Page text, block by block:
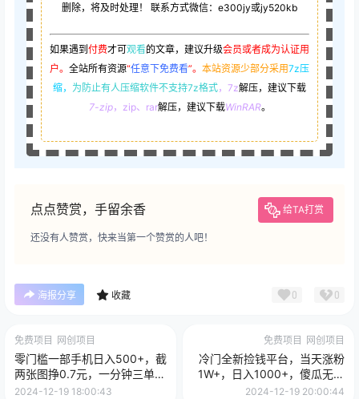
删除，将及时处理！ 联系方式微信：e300jy或jy520kb
如果遇到 付费才可观看的文章，建议升级会员或者成为认证用
户。 全站所有资源“任意下免费看”。 本站资源少部分采用7z压
缩， 为防止有人压缩软件不支持7z格式，7z解压，建议下载
7-zip，zip、rar解压，建议下载WinRAR。
点点赞赏，手留余香 给TA打赏
还没有人赞赏，快来当第一个赞赏的人吧！
海报分享 收藏 0 0
免费项目 网创项目
零门槛一部手机日入500+，截
两张图挣0.7元，一分钟三单，
接单无上限
2024-12-19 18:00:43
免费项目 网创项目
冷门全新捡钱平台，当天涨粉
1W+，日入1000+，傻瓜无脑
操作
2024-12-19 20:00:44